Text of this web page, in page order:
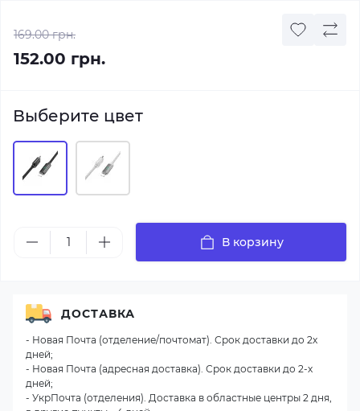
169.00 грн.
152.00 грн.
Выберите цвет
В корзину
ДОСТАВКА
- Новая Почта (отделение/почтомат). Срок доставки до 2х
дней;
- Новая Почта (адресная доставка). Срок доставки до 2-х
дней;
- УкрПочта (отделения). Доставка в областные центры 2 дня,